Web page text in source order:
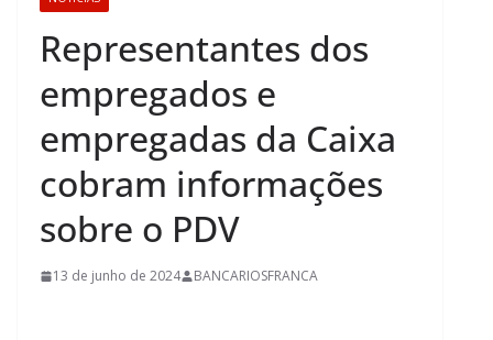
Representantes dos
empregados e
empregadas da Caixa
cobram informações
sobre o PDV
13 de junho de 2024 BANCARIOSFRANCA